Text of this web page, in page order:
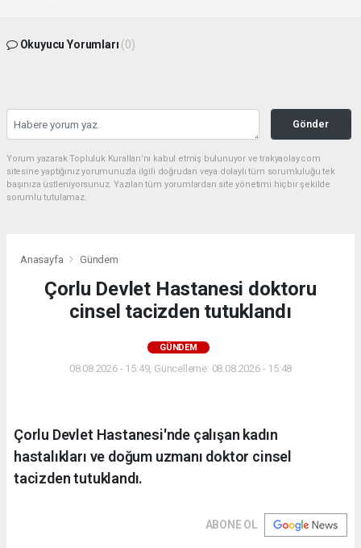
Okuyucu Yorumları (0)
Gönder
Yorum yazarak Topluluk Kuralları’nı kabul etmiş bulunuyor ve trakyaolay.com
sitesine yaptığınız yorumunuzla ilgili doğrudan veya dolaylı tüm sorumluluğu tek
başınıza üstleniyorsunuz. Yazılan tüm yorumlardan site yönetimi hiçbir şekilde
sorumlu tutulamaz.
Anasayfa Gündem
Çorlu Devlet Hastanesi doktoru
cinsel tacizden tutuklandı
GÜNDEM
08.08.2026 - 15:49, Güncelleme: 08.08.2026 - 15:48
Çorlu Devlet Hastanesi'nde çalışan kadın
hastalıkları ve doğum uzmanı doktor cinsel
tacizden tutuklandı.
ABONE OL